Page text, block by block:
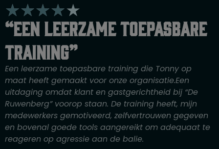
★★★★★
a
a
e
r
i
n
g
4
v
“Een leerzame toepasbare
training”
Een leerzame toepasbare training die Tonny op
maat heeft gemaakt voor onze organisatie.Een
uitdaging omdat klant en gastgerichtheid bij “De
Ruwenberg” voorop staan. De training heeft, mijn
medewerkers gemotiveerd, zelfvertrouwen gegeven
en bovenal goede tools aangereikt om adequaat te
reageren op agressie aan de balie.